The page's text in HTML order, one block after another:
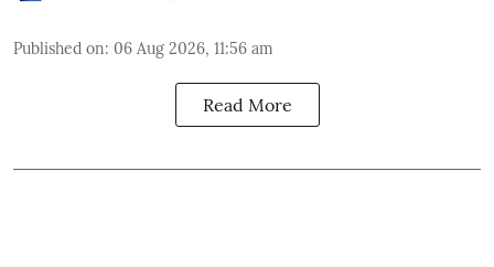
Published on: 06 Aug 2026, 11:56 am
Read More